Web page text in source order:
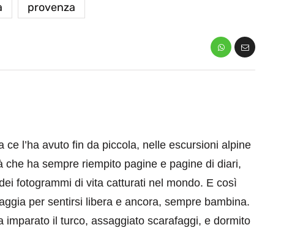
provenza
ce l’ha avuto fin da piccola, nelle escursioni alpine
che ha sempre riempito pagine e pagine di diari,
fotogrammi di vita catturati nel mondo. E così
per sentirsi libera e ancora, sempre bambina.
imparato il turco, assaggiato scarafaggi, e dormito